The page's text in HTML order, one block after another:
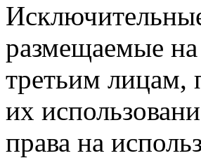
размещаемые
третьим лицам,
их
права на